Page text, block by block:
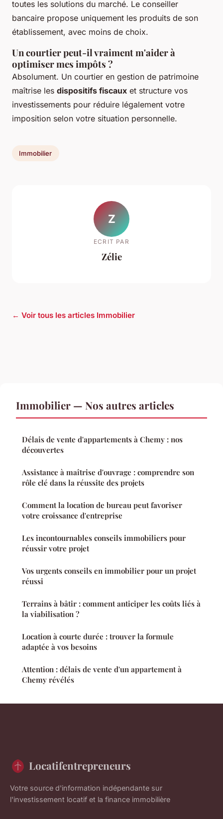
toutes les solutions du marché. Le conseiller
bancaire propose uniquement les produits de son
établissement, avec moins de choix.
Un courtier peut-il vraiment m'aider à
optimiser mes impôts ?
Absolument. Un courtier en gestion de patrimoine
maîtrise les dispositifs fiscaux et structure vos
investissements pour réduire légalement votre
imposition selon votre situation personnelle.
Immobilier
Z
ECRIT PAR
Zélie
← Voir tous les articles Immobilier
Immobilier — Nos autres articles
Délais de vente d'appartements à Chemy : nos
découvertes
Assistance à maîtrise d'ouvrage : comprendre son
rôle clé dans la réussite des projets
Comment la location de bureau peut favoriser
votre croissance d'entreprise
Les incontournables conseils immobiliers pour
réussir votre projet
Vos urgents conseils en immobilier pour un projet
réussi
Terrains à bâtir : comment anticiper les coûts liés à
la viabilisation ?
Location à courte durée : trouver la formule
adaptée à vos besoins
Attention : délais de vente d'un appartement à
Chemy révélés
Locatifentrepreneurs
Votre source d'information indépendante sur
l'investissement locatif et la finance immobilière